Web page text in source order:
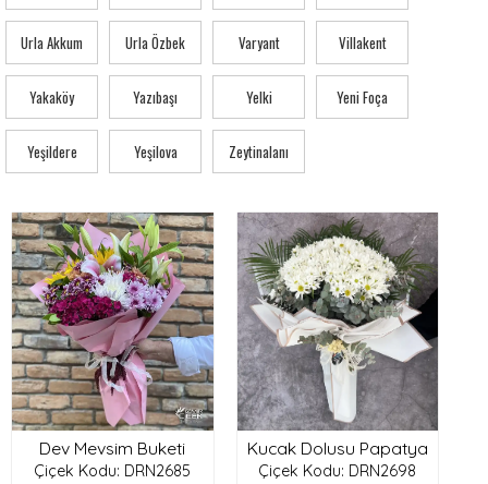
Urla Akkum Urla Özbek Varyant Villakent
Yakaköy Yazıbaşı Yelki Yeni Foça
Yeşildere Yeşilova Zeytinalanı
Dev Mevsim Buketi
Çiçek Kodu: DRN2685
Kucak Dolusu Papatya
Çiçek Kodu: DRN2698